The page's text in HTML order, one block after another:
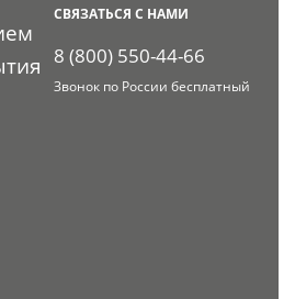
СВЯЗАТЬСЯ С НАМИ
8 (800) 550-44-66
Звонок по России бесплатный